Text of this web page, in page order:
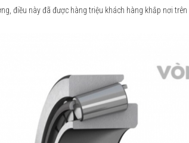
điều này đã được hàng triệu khách hàng khắp nơi